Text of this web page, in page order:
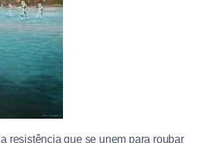
resistência que se unem para roubar